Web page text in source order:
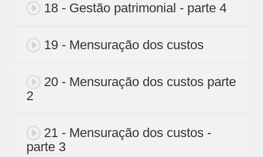
18 - Gestão patrimonial - parte 4
19 - Mensuração dos custos
20 - Mensuração dos custos parte
2
21 - Mensuração dos custos -
parte 3